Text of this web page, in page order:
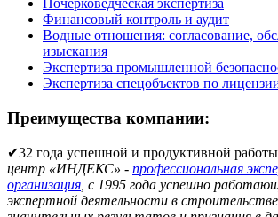
Почерковедческая экспертиза
Финансовый контроль и аудит
Водные отношения: согласование,
изыскания
Экспертиза промышленной
Экспертиза спецобъектов по
Преимущества компании:
✔32 года успешной и продуктивной работы
центр «ИНДЕКС» - профессиональная
организация, с 1995 года успешно
экспертной деятельности в